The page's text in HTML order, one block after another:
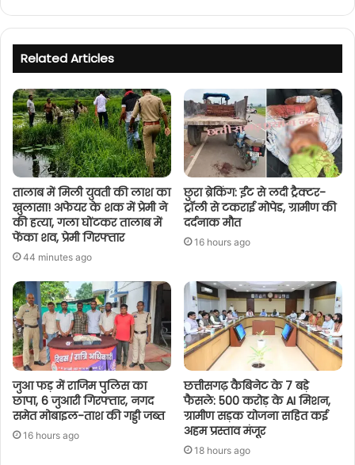
Related Articles
तालाब में मिली युवती की लाश का
खुलासा! अफेयर के शक में प्रेमी ने
की हत्या, गला घोंटकर तालाब में
फेंका शव, प्रेमी गिरफ्तार
44 minutes ago
छुरा ब्रेकिंग: ईंट से लदी ट्रैक्टर-
ट्रॉली से टकराई मोपेड, ग्रामीण की
दर्दनाक मौत
16 hours ago
जुआ फड़ में राजिम पुलिस का
छापा, 6 जुआरी गिरफ्तार, नगद
समेत मोबाइल-ताश की गड्डी जब्त
16 hours ago
छत्तीसगढ़ कैबिनेट के 7 बड़े
फैसले: 500 करोड़ के AI मिशन,
ग्रामीण सड़क योजना सहित कई
अहम प्रस्ताव मंजूर
18 hours ago